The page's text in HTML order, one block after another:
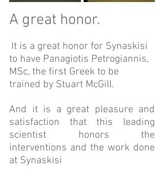
A great honor.
It is a great honor for Synaskisi
to have Panagiotis Petrogiannis,
MSc, the first Greek to be
trained by Stuart McGill.
And it is a great pleasure and
satisfaction that this leading
scientist honors the
interventions and the work done
at Synaskisi